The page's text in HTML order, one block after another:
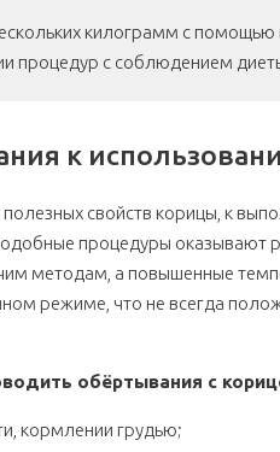
килограмм с
процедур с соблюдением
к
свойств корицы, к
процедуры оказывают
методам, а повышенные
режиме, что не всегда
обёртывания с
кормлении грудью;